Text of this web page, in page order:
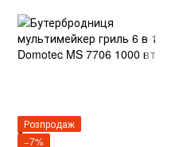
Розпродаж
−7%